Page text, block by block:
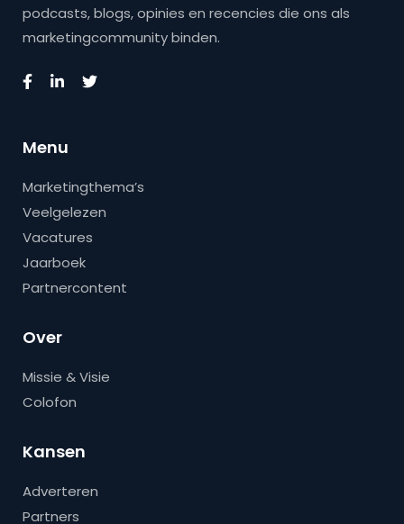
podcasts, blogs, opinies en recencies die ons als
marketingcommunity binden.
Menu
Marketingthema’s
Veelgelezen
Vacatures
Jaarboek
Partnercontent
Over
Missie & Visie
Colofon
Kansen
Adverteren
Partners